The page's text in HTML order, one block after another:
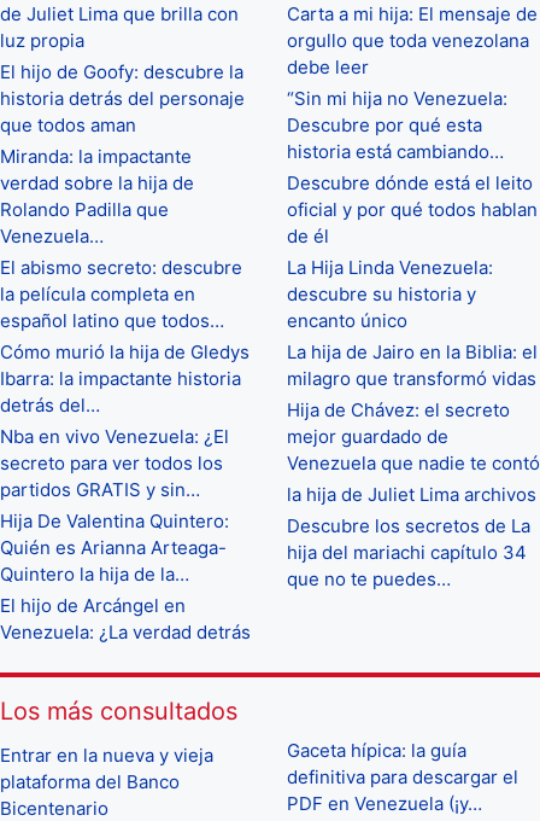
de Juliet Lima que brilla con
luz propia
El hijo de Goofy: descubre la
historia detrás del personaje
que todos aman
Miranda: la impactante
verdad sobre la hija de
Rolando Padilla que
Venezuela…
El abismo secreto: descubre
la película completa en
español latino que todos…
Cómo murió la hija de Gledys
Ibarra: la impactante historia
detrás del…
Nba en vivo Venezuela: ¿El
secreto para ver todos los
partidos GRATIS y sin…
Hija De Valentina Quintero:
Quién es Arianna Arteaga-
Quintero la hija de la…
El hijo de Arcángel en
Venezuela: ¿La verdad detrás
Carta a mi hija: El mensaje de
orgullo que toda venezolana
debe leer
“Sin mi hija no Venezuela:
Descubre por qué esta
historia está cambiando…
Descubre dónde está el leito
oficial y por qué todos hablan
de él
La Hija Linda Venezuela:
descubre su historia y
encanto único
La hija de Jairo en la Biblia: el
milagro que transformó vidas
Hija de Chávez: el secreto
mejor guardado de
Venezuela que nadie te contó
la hija de Juliet Lima archivos
Descubre los secretos de La
hija del mariachi capítulo 34
que no te puedes…
Los más consultados
Entrar en la nueva y vieja
plataforma del Banco
Bicentenario
Gaceta hípica: la guía
definitiva para descargar el
PDF en Venezuela (¡y…